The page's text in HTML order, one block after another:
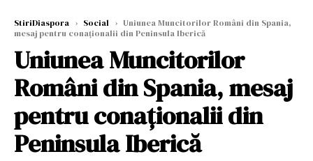
StiriDiaspora › Social › Uniunea Muncitorilor Români din Spania,
mesaj pentru conaționalii din Peninsula Iberică
Uniunea Muncitorilor
Români din Spania, mesaj
pentru conaționalii din
Peninsula Iberică